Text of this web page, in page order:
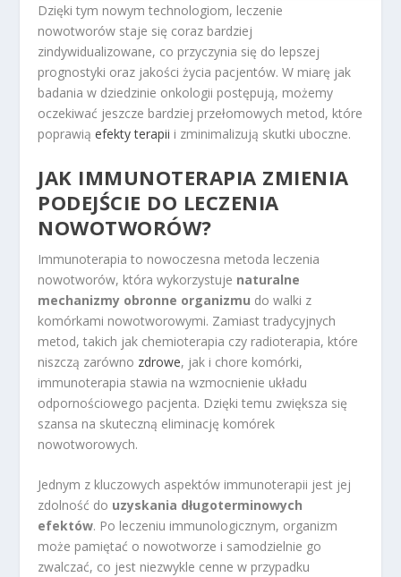
Dzięki tym nowym technologiom, leczenie
nowotworów staje się coraz bardziej
zindywidualizowane, co przyczynia się do lepszej
prognostyki oraz jakości życia pacjentów. W miarę jak
badania w dziedzinie onkologii postępują, możemy
oczekiwać jeszcze bardziej przełomowych metod, które
poprawiąefekty terapii i zminimalizują skutki uboczne.
JAK IMMUNOTERAPIA ZMIENIA
PODEJŚCIE DO LECZENIA
NOWOTWORÓW?
Immunoterapia to nowoczesna metoda leczenia
nowotworów, która wykorzystuje naturalne
mechanizmy obronne organizmu do walki z
komórkami nowotworowymi. Zamiast tradycyjnych
metod, takich jak chemioterapia czy radioterapia, które
niszczą zarówno zdrowe, jak i chore komórki,
immunoterapia stawia na wzmocnienie układu
odpornościowego pacjenta. Dzięki temu zwiększa się
szansa na skuteczną eliminację komórek
nowotworowych.
Jednym z kluczowych aspektów immunoterapii jest jej
zdolność do uzyskania długoterminowych
efektów. Po leczeniu immunologicznym, organizm
może pamiętać o nowotworze i samodzielnie go
zwalczać, co jest niezwykle cenne w przypadku